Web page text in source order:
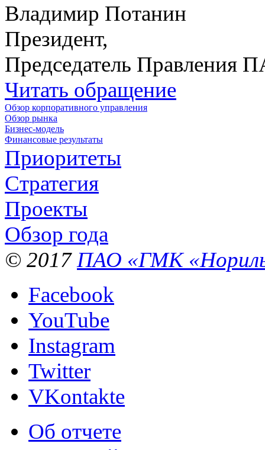
Владимир Потанин
Президент,
Председатель Правления
Читать обращение
Обзор корпоративного управления
Обзор рынка
Бизнес-модель
Финансовые результаты
Приоритеты
Стратегия
Проекты
Обзор года
© 2017 ПАО «ГМК
Facebook
YouTube
Instagram
Twitter
VKontakte
Об отчете